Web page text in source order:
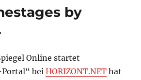
by
Online startet
beiHORIZONT.NET hat